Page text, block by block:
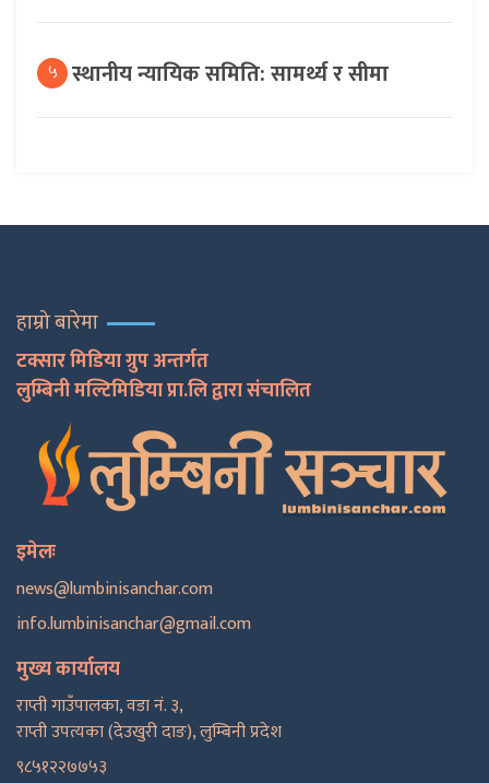
५ स्थानीय न्यायिक समिति: सामर्थ्य र सीमा
हाम्रो बारेमा
टक्सार मिडिया ग्रुप अन्तर्गत
लुम्बिनी मल्टिमिडिया प्रा.लि द्वारा संचालित
इमेलः
news@lumbinisanchar.com
info.lumbinisanchar@gmail.com
मुख्य कार्यालय
राप्ती गाउँपालका, वडा नं. ३,
राप्ती उपत्यका (देउखुरी दाङ), लुम्बिनी प्रदेश
९८५१२२७७५३